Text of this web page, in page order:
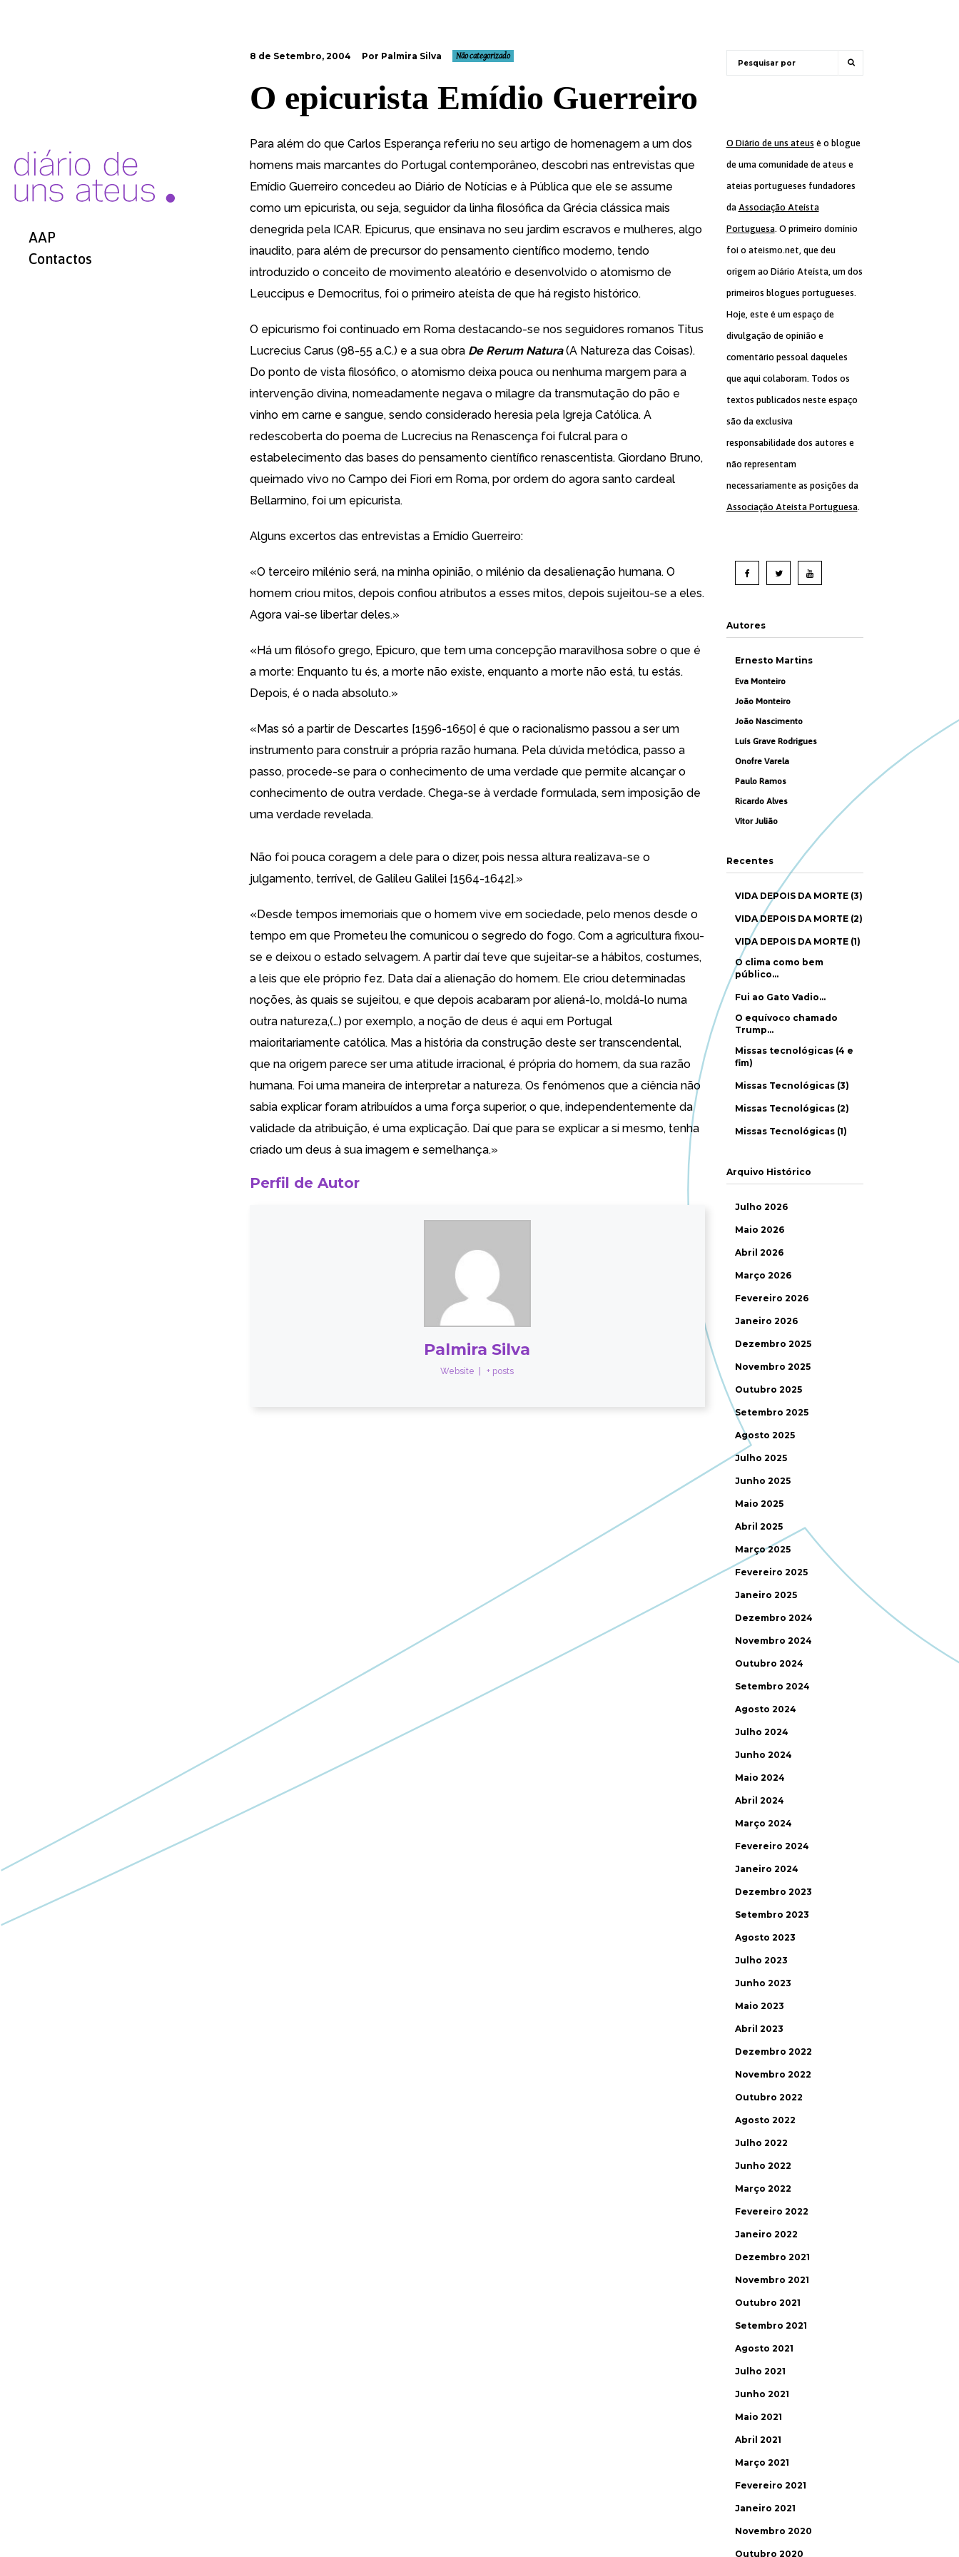
AAP
Contactos
8 de Setembro, 2004 Por Palmira Silva Não categorizado
O epicurista Emídio Guerreiro
Para além do que Carlos Esperança referiu no seu artigo de homenagem a um dos
homens mais marcantes do Portugal contemporâneo, descobri nas entrevistas que
Emídio Guerreiro concedeu ao Diário de Notícias e à Pública que ele se assume
como um epicurista, ou seja, seguidor da linha filosófica da Grécia clássica mais
denegrida pela ICAR. Epicurus, que ensinava no seu jardim escravos e mulheres, algo
inaudito, para além de precursor do pensamento científico moderno, tendo
introduzido o conceito de movimento aleatório e desenvolvido o atomismo de
Leuccipus e Democritus, foi o primeiro ateísta de que há registo histórico.
O epicurismo foi continuado em Roma destacando-se nos seguidores romanos Titus
Lucrecius Carus (98-55 a.C.) e a sua obra De Rerum Natura(A Natureza das Coisas).
Do ponto de vista filosófico, o atomismo deixa pouca ou nenhuma margem para a
intervenção divina, nomeadamente negava o milagre da transmutação do pão e
vinho em carne e sangue, sendo considerado heresia pela Igreja Católica. A
redescoberta do poema de Lucrecius na Renascença foi fulcral para o
estabelecimento das bases do pensamento científico renascentista. Giordano Bruno,
queimado vivo no Campo dei Fiori em Roma, por ordem do agora santo cardeal
Bellarmino, foi um epicurista.
Alguns excertos das entrevistas a Emídio Guerreiro:
«O terceiro milénio será, na minha opinião, o milénio da desalienação humana. O
homem criou mitos, depois confiou atributos a esses mitos, depois sujeitou-se a eles.
Agora vai-se libertar deles.»
«Há um filósofo grego, Epicuro, que tem uma concepção maravilhosa sobre o que é
a morte: Enquanto tu és, a morte não existe, enquanto a morte não está, tu estás.
Depois, é o nada absoluto.»
«Mas só a partir de Descartes [1596-1650] é que o racionalismo passou a ser um
instrumento para construir a própria razão humana. Pela dúvida metódica, passo a
passo, procede-se para o conhecimento de uma verdade que permite alcançar o
conhecimento de outra verdade. Chega-se à verdade formulada, sem imposição de
uma verdade revelada.
Não foi pouca coragem a dele para o dizer, pois nessa altura realizava-se o
julgamento, terrível, de Galileu Galilei [1564-1642].»
«Desde tempos imemoriais que o homem vive em sociedade, pelo menos desde o
tempo em que Prometeu lhe comunicou o segredo do fogo. Com a agricultura fixou-
se e deixou o estado selvagem. A partir daí teve que sujeitar-se a hábitos, costumes,
a leis que ele próprio fez. Data daí a alienação do homem. Ele criou determinadas
noções, às quais se sujeitou, e que depois acabaram por aliená-lo, moldá-lo numa
outra natureza,(…) por exemplo, a noção de deus é aqui em Portugal
maioritariamente católica. Mas a história da construção deste ser transcendental,
que na origem parece ser uma atitude irracional, é própria do homem, da sua razão
humana. Foi uma maneira de interpretar a natureza. Os fenómenos que a ciência não
sabia explicar foram atribuídos a uma força superior, o que, independentemente da
validade da atribuição, é uma explicação. Daí que para se explicar a si mesmo, tenha
criado um deus à sua imagem e semelhança.»
Perfil de Autor
Palmira Silva
Website + posts
O Diário de uns ateus é o blogue
de uma comunidade de ateus e
ateias portugueses fundadores
da Associação Ateísta
Portuguesa. O primeiro domínio
foi o ateismo.net, que deu
origem ao Diário Ateísta, um dos
primeiros blogues portugueses.
Hoje, este é um espaço de
divulgação de opinião e
comentário pessoal daqueles
que aqui colaboram. Todos os
textos publicados neste espaço
são da exclusiva
responsabilidade dos autores e
não representam
necessariamente as posições da
Associação Ateísta Portuguesa.
Autores
Ernesto Martins
Eva Monteiro
João Monteiro
João Nascimento
Luís Grave Rodrigues
Onofre Varela
Paulo Ramos
Ricardo Alves
Vítor Julião
Recentes
VIDA DEPOIS DA MORTE (3)
VIDA DEPOIS DA MORTE (2)
VIDA DEPOIS DA MORTE (1)
O clima como bem
público…
Fui ao Gato Vadio…
O equívoco chamado
Trump…
Missas tecnológicas (4 e
fim)
Missas Tecnológicas (3)
Missas Tecnológicas (2)
Missas Tecnológicas (1)
Arquivo Histórico
Julho 2026
Maio 2026
Abril 2026
Março 2026
Fevereiro 2026
Janeiro 2026
Dezembro 2025
Novembro 2025
Outubro 2025
Setembro 2025
Agosto 2025
Julho 2025
Junho 2025
Maio 2025
Abril 2025
Março 2025
Fevereiro 2025
Janeiro 2025
Dezembro 2024
Novembro 2024
Outubro 2024
Setembro 2024
Agosto 2024
Julho 2024
Junho 2024
Maio 2024
Abril 2024
Março 2024
Fevereiro 2024
Janeiro 2024
Dezembro 2023
Setembro 2023
Agosto 2023
Julho 2023
Junho 2023
Maio 2023
Abril 2023
Dezembro 2022
Novembro 2022
Outubro 2022
Agosto 2022
Julho 2022
Junho 2022
Março 2022
Fevereiro 2022
Janeiro 2022
Dezembro 2021
Novembro 2021
Outubro 2021
Setembro 2021
Agosto 2021
Julho 2021
Junho 2021
Maio 2021
Abril 2021
Março 2021
Fevereiro 2021
Janeiro 2021
Novembro 2020
Outubro 2020